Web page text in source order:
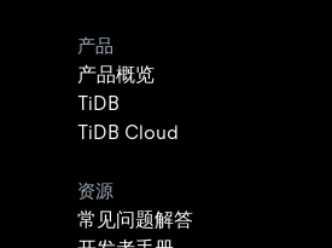
产品
产品概览
TiDB
TiDB Cloud
资源
常见问题解答